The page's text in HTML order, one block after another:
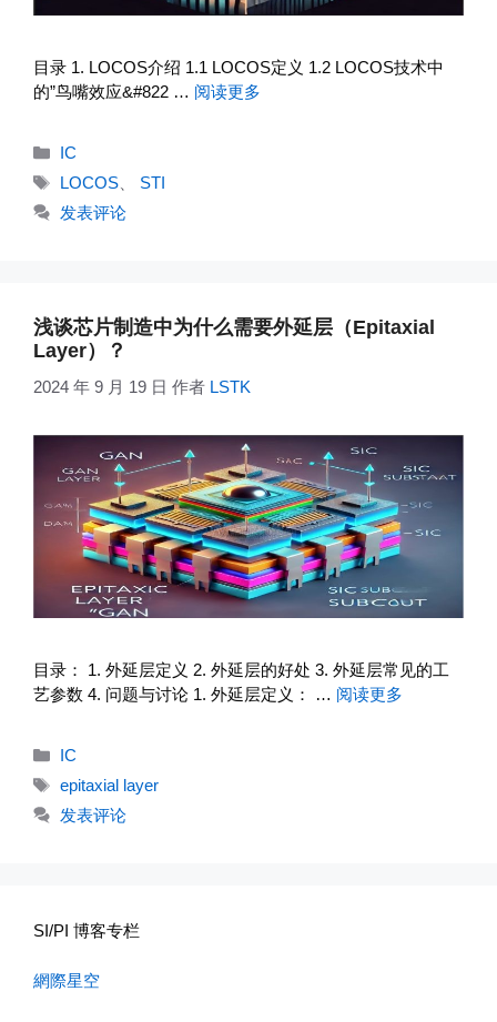
目录 1. LOCOS介绍 1.1 LOCOS定义 1.2 LOCOS技术中
的”鸟嘴效应&#822 … 阅读更多
分
类
IC
标
签
LOCOS、 STI
发表评论
浅谈芯片制造中为什么需要外延层（Epitaxial
Layer）？
2024 年 9 月 19 日 作者 LSTK
目录： 1. 外延层定义 2. 外延层的好处 3. 外延层常见的工
艺参数 4. 问题与讨论 1. 外延层定义： … 阅读更多
分
IC
标
签
epitaxial layer
发表评论
SI/PI 博客专栏
網際星空